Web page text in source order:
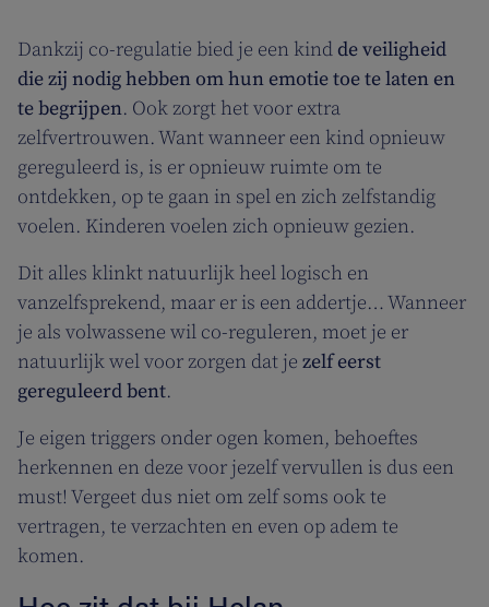
Dankzij co-regulatie bied je een kind de veiligheid
die zij nodig hebben om hun emotie toe te laten en
te begrijpen. Ook zorgt het voor extra
zelfvertrouwen. Want wanneer een kind opnieuw
gereguleerd is, is er opnieuw ruimte om te
ontdekken, op te gaan in spel en zich zelfstandig
voelen. Kinderen voelen zich opnieuw gezien.
Dit alles klinkt natuurlijk heel logisch en
vanzelfsprekend, maar er is een addertje… Wanneer
je als volwassene wil co-reguleren, moet je er
natuurlijk wel voor zorgen dat je zelf eerst
gereguleerd bent.
Je eigen triggers onder ogen komen, behoeftes
herkennen en deze voor jezelf vervullen is dus een
must! Vergeet dus niet om zelf soms ook te
vertragen, te verzachten en even op adem te
komen.